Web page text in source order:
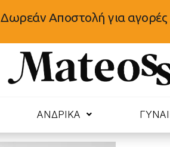
Δωρεάν Αποστολή για
ΑΝΔΡΙΚΑ